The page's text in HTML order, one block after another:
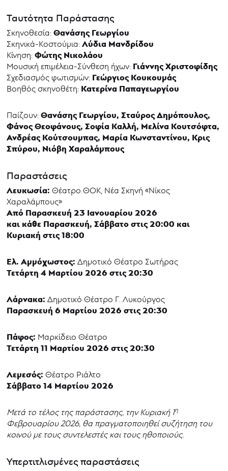
Ταυτότητα Παράστασης
Σκηνοθεσία:Θανάσης Γεωργίου
Σκηνικά-Κοστούμια:Λύδια Μανδρίδου
Κίνηση:Φώτης Νικολάου
Μουσική επιμέλεια-Σύνθεση ήχων: Γιάννης Χριστοφίδης
Σχεδιασμός φωτισμών: Γεώργιος Κουκουμάς
Βοηθός σκηνοθέτη: Κατερίνα Παπαγεωργίου
Παίζουν:Θανάσης Γεωργίου, Σταύρος Δημόπουλος,
Φάνος Θεοφάνους, Σοφία Καλλή, Μελίνα Κουτσόφτα,
Ανδρέας Κούτσουμπας, Μαρία Κωνσταντίνου, Κρις
Σπύρου, Νιόβη Χαραλάμπους
Παραστάσεις
Λευκωσία:Θέατρο ΘΟΚ, Νέα Σκηνή «Νίκος
Χαραλάμπους»
Από Παρασκευή 23 Ιανουαρίου 2026
και κάθε Παρασκευή, Σάββατο στις 20:00 και
Κυριακή στις 18:00
Ελ. Αμμόχωστος:Δημοτικό Θέατρο Σωτήρας
Τετάρτη 4 Μαρτίου 2026 στις 20:30
Λάρνακα:Δημοτικό Θέατρο Γ. Λυκούργος
Παρασκευή 6 Μαρτίου 2026 στις 20:30
Πάφος: Μαρκίδειο Θέατρο
Τετάρτη 11 Μαρτίου 2026 στις 20:30
Λεμεσός:Θέατρο Ριάλτο
Σάββατο 14 Μαρτίου 2026
Μετά το τέλος της παράστασης, την Κυριακή 1η
Φεβρουαρίου 2026, θα πραγματοποιηθεί συζήτηση του
κοινού με τους συντελεστές και τους ηθοποιούς.
Υπερτιτλισμένες παραστάσεις